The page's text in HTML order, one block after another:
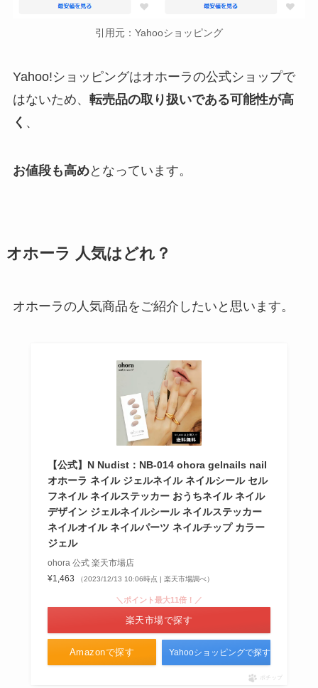
引用元：Yahooショッピング
Yahoo!ショッピングはオホーラの公式ショップで
はないため、 転売品の取り扱いである可能性が高
く 、
お値段も高めとなっています。
オホーラ 人気はどれ？
オホーラの人気商品をご紹介したいと思います。
【公式】N Nudist：NB-014 ohora gelnails nail
オホーラ ネイル ジェルネイル ネイルシール セル
フネイル ネイルステッカー おうちネイル ネイル
デザイン ジェルネイルシール ネイルステッカー
ネイルオイル ネイルパーツ ネイルチップ カラー
ジェル
ohora 公式 楽天市場店
¥1,463
（2023/12/13 10:06時点 | 楽天市場調べ）
Amazonで探す
＼ポイント最大11倍！／
楽天市場で探す
Yahooショッピングで探す
ポチップ